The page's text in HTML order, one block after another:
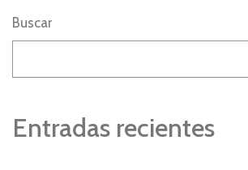
Buscar
Entradas recientes